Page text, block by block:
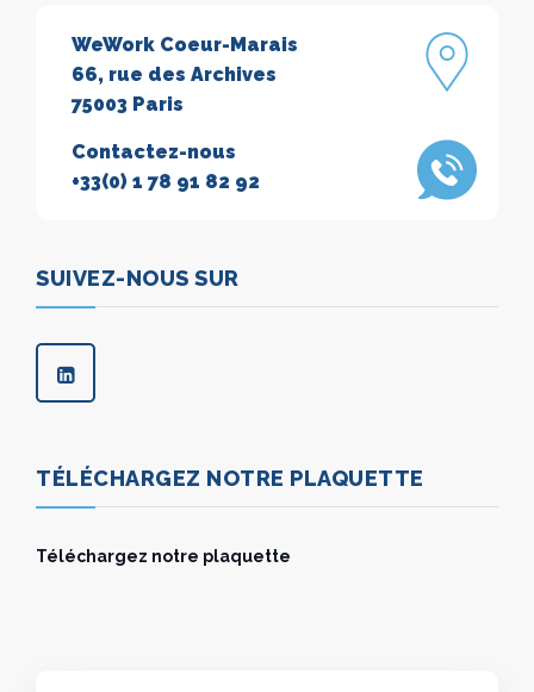
WeWork Coeur-Marais
66, rue des Archives
75003 Paris
Contactez-nous
+33(0) 1 78 91 82 92
SUIVEZ-NOUS SUR
TÉLÉCHARGEZ NOTRE PLAQUETTE
Téléchargez notre plaquette